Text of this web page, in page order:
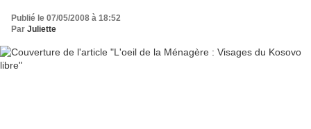
Publié le 07/05/2008 à 18:52
Par Juliette